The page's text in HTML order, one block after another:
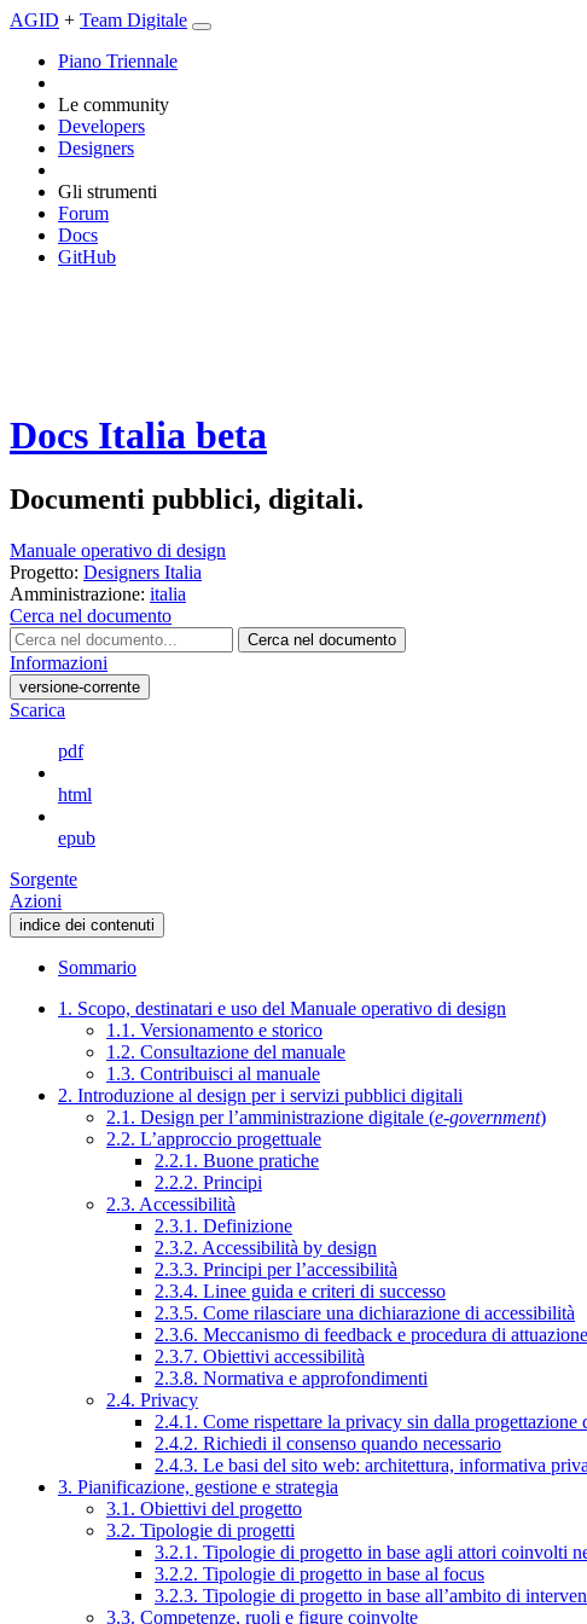
AGID + Team Digitale
Piano Triennale
Le community
Developers
Designers
Gli strumenti
Forum
Docs
GitHub
Docs Italia beta
Documenti pubblici, digitali.
Manuale operativo di design
Progetto: Designers Italia
Amministrazione: italia
Cerca nel documento
Cerca nel documento
Informazioni
versione-corrente
Scarica
pdf
html
epub
Sorgente
Azioni
indice dei contenuti
Sommario
1. Scopo, destinatari e uso del Manuale operativo di design
1.1. Versionamento e storico
1.2. Consultazione del manuale
1.3. Contribuisci al manuale
2. Introduzione al design per i servizi pubblici digitali
2.1. Design per l’amministrazione digitale (e-government)
2.2. L’approccio progettuale
2.2.1. Buone pratiche
2.2.2. Principi
2.3. Accessibilità
2.3.1. Definizione
2.3.2. Accessibilità by design
2.3.3. Principi per l’accessibilità
2.3.4. Linee guida e criteri di successo
2.3.5. Come rilasciare una dichiarazione di accessibilità
2.3.6. Meccanismo di feedback e procedura di attuazione
2.3.7. Obiettivi accessibilità
2.3.8. Normativa e approfondimenti
2.4. Privacy
2.4.1. Come rispettare la privacy sin dalla
2.4.2. Richiedi il consenso quando necessario
2.4.3. Le basi del sito web: architettura, informativa
3. Pianificazione, gestione e strategia
3.1. Obiettivi del progetto
3.2. Tipologie di progetti
3.2.1. Tipologie di progetto in base agli attori coinvolti
3.2.2. Tipologie di progetto in base al focus
3.2.3. Tipologie di progetto in base all’ambito di
3.3. Competenze, ruoli e figure coinvolte